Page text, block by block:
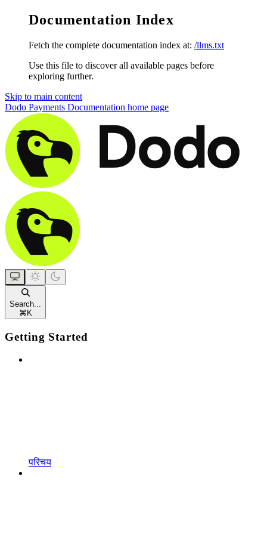
Documentation Index
Fetch the complete documentation index at: /llms.txt
Use this file to discover all available pages before
exploring further.
Skip to main content
Dodo Payments Documentation home page
Search...
⌘ K
Getting Started
परिचय